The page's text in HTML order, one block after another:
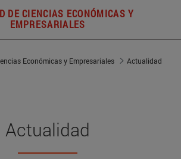
DE CIENCIAS ECONÓMICAS Y
EMPRESARIALES
Económicas y Empresariales
Actualidad
Actualidad